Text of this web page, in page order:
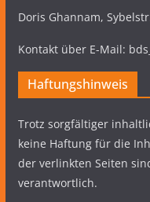
Doris Ghannam,
Kontakt über E-Mail:
Haftungshinweis
Trotz sorgfältiger
keine Haftung für die
der verlinkten Seiten
verantwortlich.